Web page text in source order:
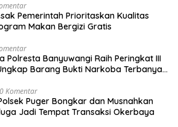
Pemerintah Prioritaskan Kualitas
Makan Bergizi Gratis
Polresta Banyuwangi Raih Peringkat III
Barang Bukti Narkoba Terbanyak
0 Komentar
Puger Bongkar dan Musnahkan
Jadi Tempat Transaksi Okerbaya